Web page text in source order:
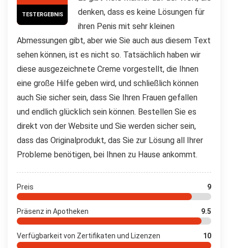
TESTERGEBNIS
denken, dass es keine Lösungen für
ihren Penis mit sehr kleinen
Abmessungen gibt, aber wie Sie auch aus diesem Text
sehen können, ist es nicht so. Tatsächlich haben wir
diese ausgezeichnete Creme vorgestellt, die Ihnen
eine große Hilfe geben wird, und schließlich können
auch Sie sicher sein, dass Sie Ihren Frauen gefallen
und endlich glücklich sein können. Bestellen Sie es
direkt von der Website und Sie werden sicher sein,
dass das Originalprodukt, das Sie zur Lösung all Ihrer
Probleme benötigen, bei Ihnen zu Hause ankommt.
Preis 9
Präsenz in Apotheken 9.5
Verfügbarkeit von Zertifikaten und Lizenzen 10